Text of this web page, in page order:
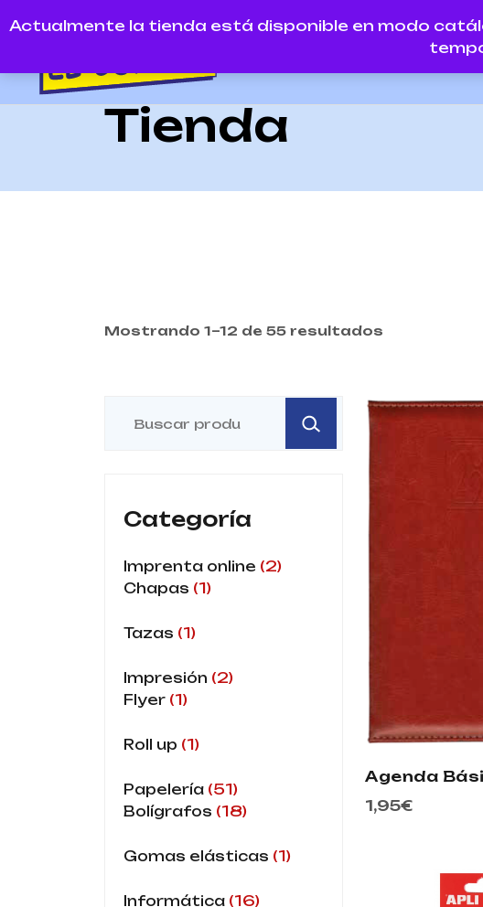
Actualmente la tienda está disponible en modo
Tienda
Mostrando 1–12 de 55 resultados
Agenda
1,95€
Categoría
Imprenta online 2
Chapas 1
Tazas 1
Impresión 2
Flyer 1
Roll up 1
Papelería 51
Bolígrafos 18
Gomas elásticas 1
Informática 16